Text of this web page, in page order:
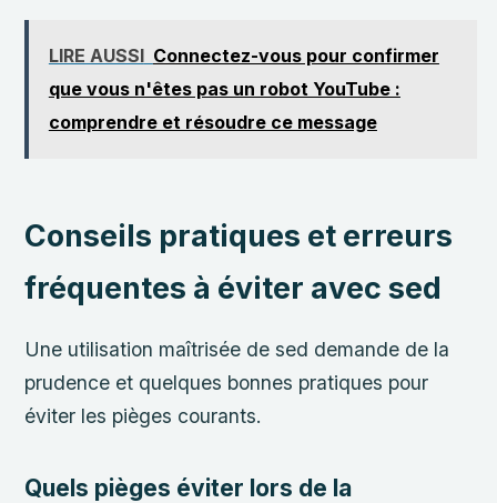
LIRE AUSSI Connectez-vous pour confirmer
que vous n'êtes pas un robot YouTube :
comprendre et résoudre ce message
Conseils pratiques et erreurs
fréquentes à éviter avec sed
Une utilisation maîtrisée de sed demande de la
prudence et quelques bonnes pratiques pour
éviter les pièges courants.
Quels pièges éviter lors de la